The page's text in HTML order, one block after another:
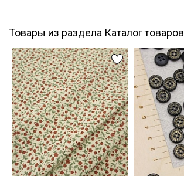
Товары из раздела Каталог товаров